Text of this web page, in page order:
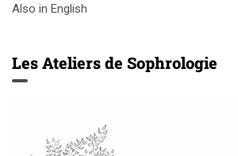
Also in English
Les Ateliers de Sophrologie